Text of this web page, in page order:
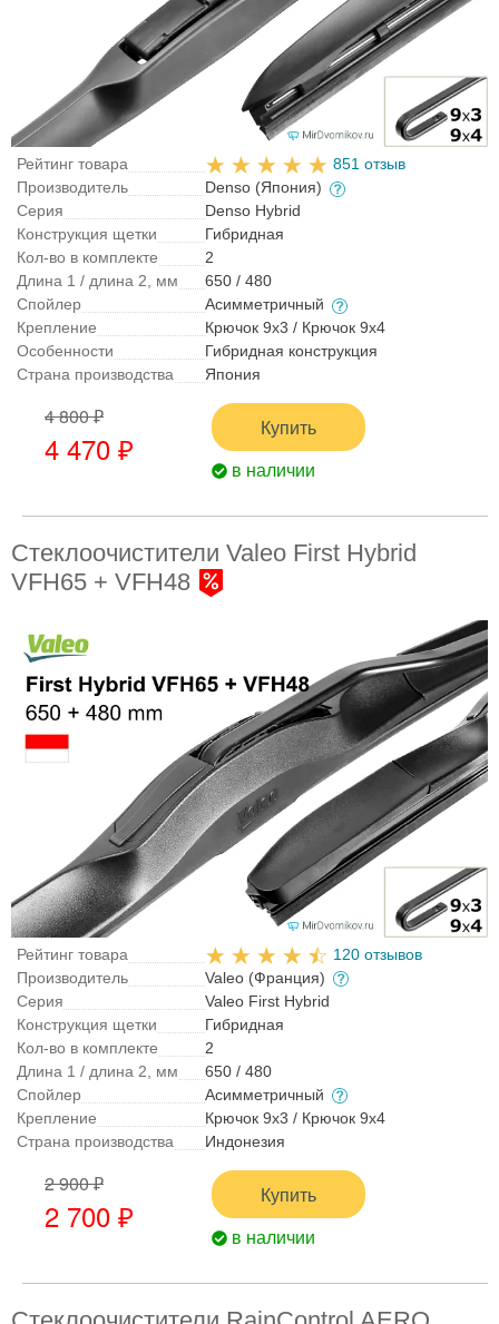
Рейтинг товара
851 отзыв
Производитель
Denso (Япония)
Серия
Denso Hybrid
Конструкция щетки
Гибридная
Кол-во в комплекте
2
Длина 1 / длина 2, мм
650 / 480
Спойлер
Асимметричный
Крепление
Крючок 9x3 / Крючок 9x4
Особенности
Гибридная конструкция
Страна производства
Япония
4 800 ₽
4 470 ₽
Купить
в наличии
Стеклоочистители Valeo First Hybrid
VFH65 + VFH48
Рейтинг товара
120 отзывов
Производитель
Valeo (Франция)
Серия
Valeo First Hybrid
Конструкция щетки
Гибридная
Кол-во в комплекте
2
Длина 1 / длина 2, мм
650 / 480
Спойлер
Асимметричный
Крепление
Крючок 9x3 / Крючок 9x4
Страна производства
Индонезия
2 900 ₽
2 700 ₽
Купить
в наличии